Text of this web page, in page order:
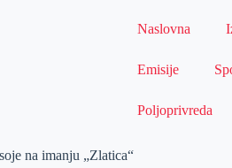
Naslovna
Emisije
Poljoprivreda
na imanju „Zlatica“